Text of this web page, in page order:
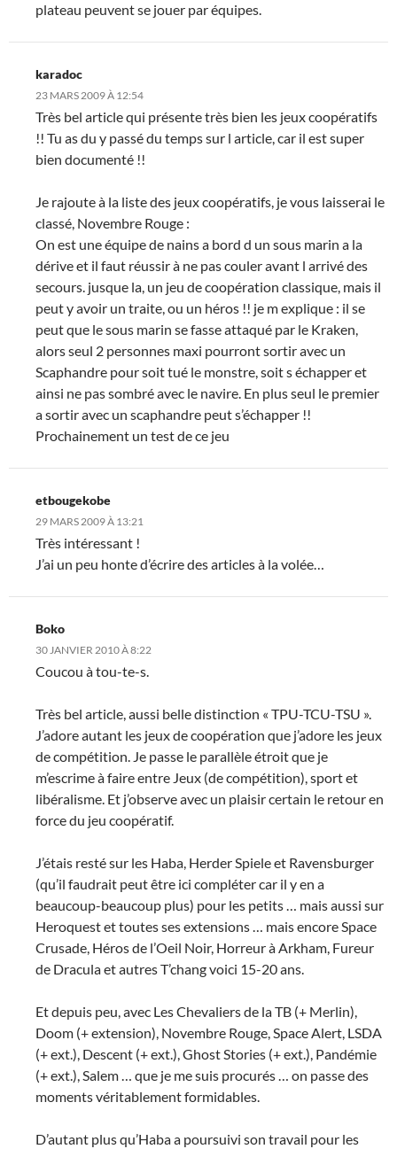
plateau peuvent se jouer par équipes.
karadoc
23 MARS 2009 À 12:54
Très bel article qui présente très bien les jeux coopératifs
!! Tu as du y passé du temps sur l article, car il est super
bien documenté !!
Je rajoute à la liste des jeux coopératifs, je vous laisserai le
classé, Novembre Rouge :
On est une équipe de nains a bord d un sous marin a la
dérive et il faut réussir à ne pas couler avant l arrivé des
secours. jusque la, un jeu de coopération classique, mais il
peut y avoir un traite, ou un héros !! je m explique : il se
peut que le sous marin se fasse attaqué par le Kraken,
alors seul 2 personnes maxi pourront sortir avec un
Scaphandre pour soit tué le monstre, soit s échapper et
ainsi ne pas sombré avec le navire. En plus seul le premier
a sortir avec un scaphandre peut s’échapper !!
Prochainement un test de ce jeu
etbougekobe
29 MARS 2009 À 13:21
Très intéressant !
J’ai un peu honte d’écrire des articles à la volée…
Boko
30 JANVIER 2010 À 8:22
Coucou à tou-te-s.
Très bel article, aussi belle distinction « TPU-TCU-TSU ».
J’adore autant les jeux de coopération que j’adore les jeux
de compétition. Je passe le parallèle étroit que je
m’escrime à faire entre Jeux (de compétition), sport et
libéralisme. Et j’observe avec un plaisir certain le retour en
force du jeu coopératif.
J’étais resté sur les Haba, Herder Spiele et Ravensburger
(qu’il faudrait peut être ici compléter car il y en a
beaucoup-beaucoup plus) pour les petits … mais aussi sur
Heroquest et toutes ses extensions … mais encore Space
Crusade, Héros de l’Oeil Noir, Horreur à Arkham, Fureur
de Dracula et autres T’chang voici 15-20 ans.
Et depuis peu, avec Les Chevaliers de la TB (+ Merlin),
Doom (+ extension), Novembre Rouge, Space Alert, LSDA
(+ ext.), Descent (+ ext.), Ghost Stories (+ ext.), Pandémie
(+ ext.), Salem … que je me suis procurés … on passe des
moments véritablement formidables.
D’autant plus qu’Haba a poursuivi son travail pour les